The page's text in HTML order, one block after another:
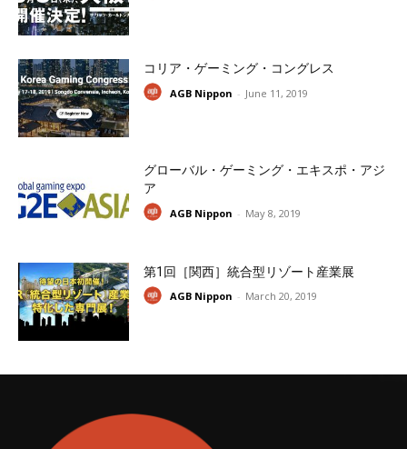
コリア・ゲーミング・コングレス
AGB Nippon - June 11, 2019
グローバル・ゲーミング・エキスポ・アジ
ア
AGB Nippon - May 8, 2019
第1回［関西］統合型リゾート産業展
AGB Nippon - March 20, 2019